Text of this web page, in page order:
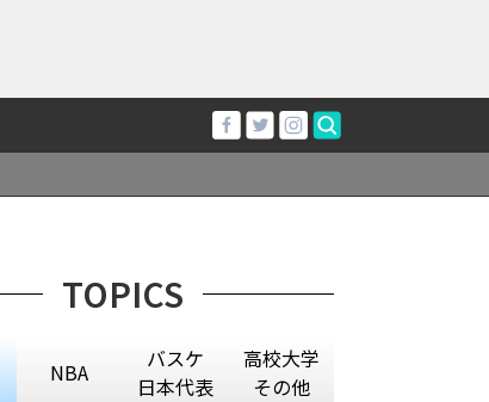
TOPICS
NBA
バスケ
日本代表
高校大学
その他